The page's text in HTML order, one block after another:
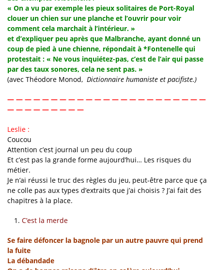
« On a vu par exemple les pieux solitaires de Port-Royal
clouer un chien sur une planche et l’ouvrir pour voir
comment cela marchait à l’intérieur. »
et d’expliquer peu après que Malbranche, ayant donné un
coup de pied à une chienne, répondait à *Fontenelle qui
protestait : « Ne vous inquiétez-pas, c’est de l’air qui passe
par des taux sonores, cela ne sent pas. »
(avec Théodore Monod, Dictionnaire humaniste et pacifiste.)
— — — — — — — — — — — — — — — — — — — — — — —
— — — — — — — — —
Leslie :
Coucou
Attention c’est journal un peu du coup
Et c’est pas la grande forme aujourd’hui… Les risques du
métier.
Je n’ai réussi le truc des règles du jeu, peut-être parce que ça
ne colle pas aux types d’extraits que j’ai choisis ? J’ai fait des
chapitres à la place.
C’est la merde
Se faire défoncer la bagnole par un autre pauvre qui prend
la fuite
La débandade